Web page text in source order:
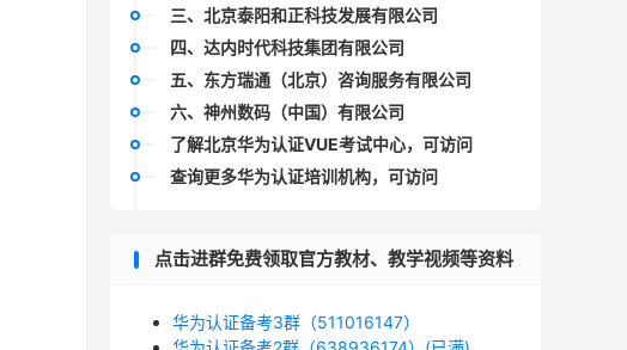
三、北京泰阳和正科技发展有限公司
四、达内时代科技集团有限公司
五、东方瑞通（北京）咨询服务有限公司
六、神州数码（中国）有限公司
了解北京华为认证VUE考试中心，可访问
查询更多华为认证培训机构，可访问
点击进群免费领取官方教材、教学视频等资料
华为认证备考3群（511016147）